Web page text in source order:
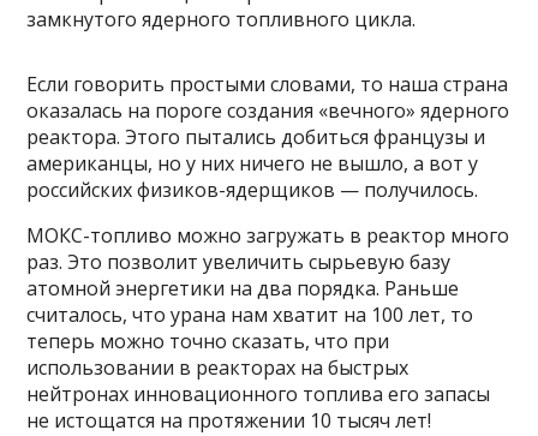
замкнутого ядерного топливного цикла.
Если говорить простыми словами, то наша страна
оказалась на пороге создания «вечного» ядерного
реактора. Этого пытались добиться французы и
американцы, но у них ничего не вышло, а вот у
российских физиков-ядерщиков — получилось.
МОКС-топливо можно загружать в реактор много
раз. Это позволит увеличить сырьевую базу
атомной энергетики на два порядка. Раньше
считалось, что урана нам хватит на 100 лет, то
теперь можно точно сказать, что при
использовании в реакторах на быстрых
нейтронах инновационного топлива его запасы
не истощатся на протяжении 10 тысяч лет!